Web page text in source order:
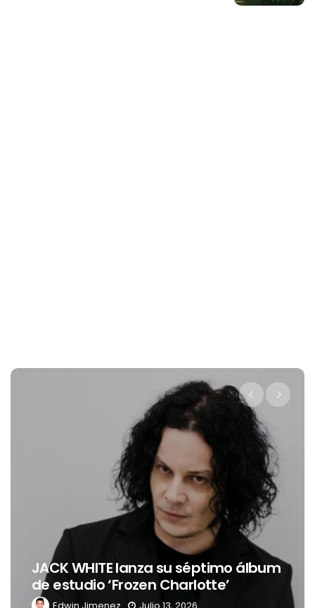
Levi’s® presenta a Belinda como su
nueva embajadora para
Latinoamérica